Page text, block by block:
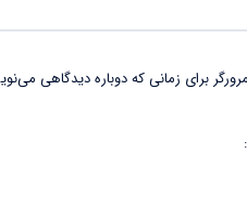
برای زمانی که دوباره دیدگاهی